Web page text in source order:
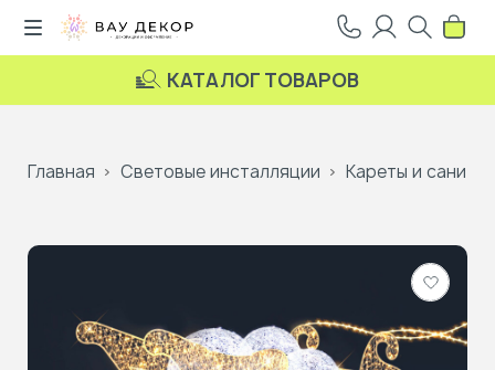
КАТАЛОГ ТОВАРОВ
Главная Световые инсталляции Кареты и сани
в